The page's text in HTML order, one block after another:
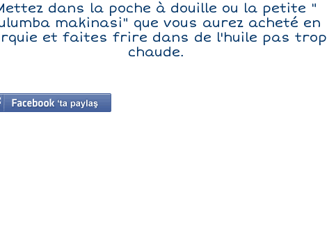
dans la poche à douille ou la petite "
makinasi" que vous aurez acheté en
et faites frire dans de l'huile pas trop
chaude.